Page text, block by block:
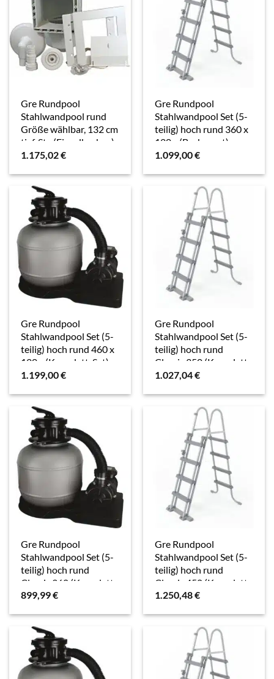
Gre Rundpool
Stahlwandpool rund
Größe wählbar, 132 cm
tief, Sta (Einzelbecken),
verzinkte Stahlwand
1.175,02€
Gre Rundpool
Stahlwandpool Set (5-
teilig) hoch rund 360 x
120 c (Beckenset),
verzinkte Stahlwand
1.099,00€
Gre Rundpool
Stahlwandpool Set (5-
teilig) hoch rund 460 x
120 c (Komplett-Set),
verzinkte Stahlwand
1.199,00€
Gre Rundpool
Stahlwandpool Set (5-
teilig) hoch rund
Classic 350 (Komplett-
Set), verzinkte
1.027,04€
Gre Rundpool
Stahlwandpool Set (5-
teilig) hoch rund
Classic 360 (Komplett-
Set), verzinkte
899,99€
Gre Rundpool
Stahlwandpool Set (5-
teilig) hoch rund
Classic 450 (Komplett-
Set), verzinkte
1.250,48€